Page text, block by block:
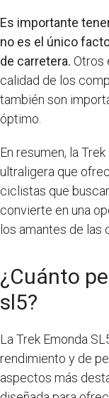
Es importante
no es el único
de carretera. Otros
calidad de los
también son
óptimo.
En resumen, la
ultraligera que
ciclistas que
convierte en una
los amantes de las
¿Cuánto
sl5?
La Trek Emonda
rendimiento y de
aspectos más